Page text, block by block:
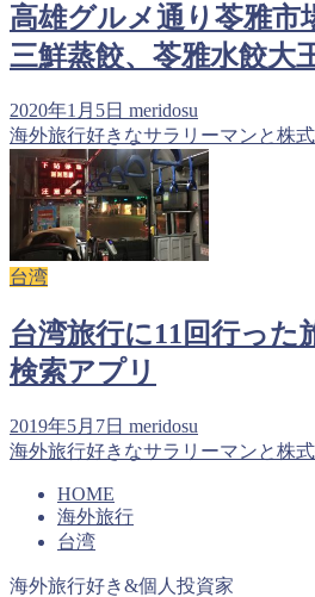
高雄グルメ通り苓雅市
三鮮蒸餃、苓雅水餃大
2020年1月5日 meridosu
海外旅行好きなサラリーマンと株
台湾
台湾旅行に11回行った
検索アプリ
2019年5月7日 meridosu
海外旅行好きなサラリーマンと株
HOME
海外旅行
台湾
海外旅行好き&個人投資家